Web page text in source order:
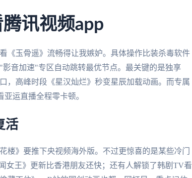
讯视频app
《玉骨遥》流畅得让我嫉妒。具体操作比装杀毒软件
音加速"专区自动跳转最优节点。最关键的是独享
高峰时段《星汉灿烂》秒变星辰加载动画。而专属
运直播全程零卡顿。
活
楼》要推下央视频海外版。不过更惊喜的是某些冷门
女王》更新比香港朋友还快；还有人解锁了韩剧TV看